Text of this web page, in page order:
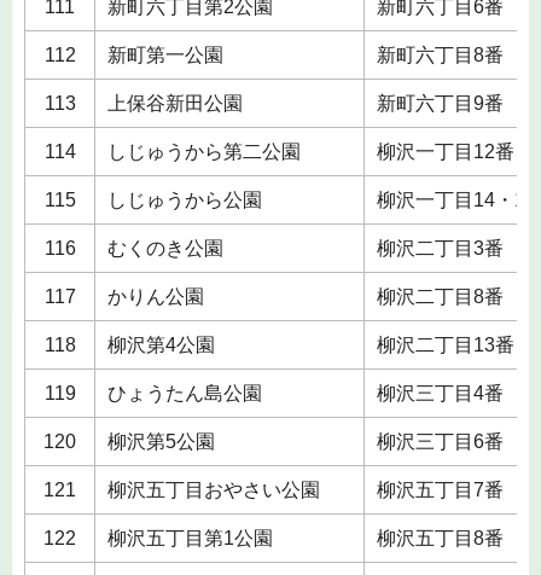
111 新町六丁目第2公園 新町六丁目6番
112 新町第一公園 新町六丁目8番
113 上保谷新田公園 新町六丁目9番
114 しじゅうから第二公園 柳沢一丁目12番
115 しじゅうから公園 柳沢一丁目14・15
116 むくのき公園 柳沢二丁目3番
117 かりん公園 柳沢二丁目8番
118 柳沢第4公園 柳沢二丁目13番
119 ひょうたん島公園 柳沢三丁目4番
120 柳沢第5公園 柳沢三丁目6番
121 柳沢五丁目おやさい公園 柳沢五丁目7番
122 柳沢五丁目第1公園 柳沢五丁目8番